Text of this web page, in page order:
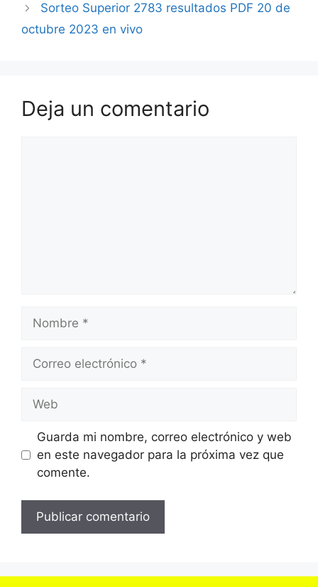
Sorteo Superior 2783 resultados PDF 20 de
octubre 2023 en vivo
Deja un comentario
Nombre
Correo
Web
Guarda mi nombre, correo electrónico y web
en este navegador para la próxima vez que
comente.